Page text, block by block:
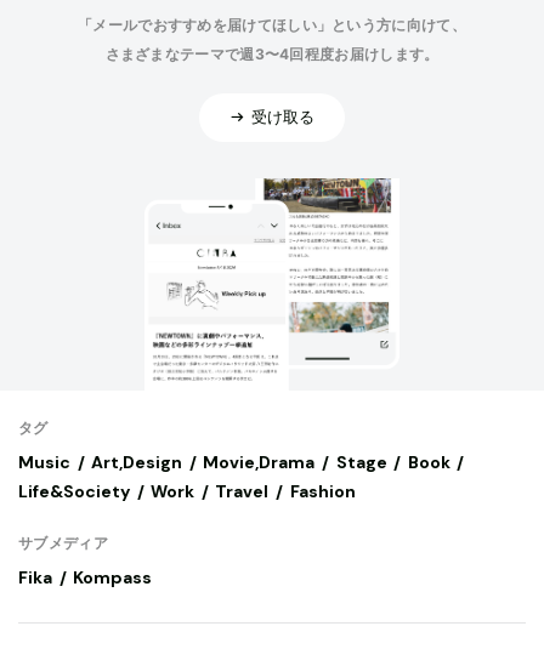
「メールでおすすめを届けてほしい」という方に向けて、
さまざまなテーマで週3〜4回程度お届けします。
受け取る
タグ
Music Art,Design Movie,Drama Stage
Book
Life&Society
Work Travel Fashion
サブメディア
Fika Kompass